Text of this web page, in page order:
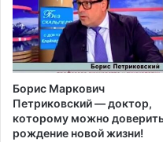
о
л
о
г
и
Борис Маркович
Петриковский — доктор,
которому можно
рождение новой жизни!